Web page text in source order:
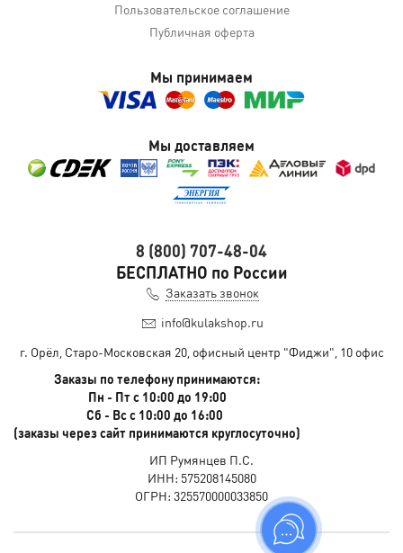
Пользовательское соглашение
Публичная оферта
Мы принимаем
Мы доставляем
8 (800) 707-48-04
БЕСПЛАТНО по России
Заказать звонок
info@kulakshop.ru
г. Орёл, Старо-Московская 20, офисный центр "Фиджи", 10 офис
Заказы по телефону принимаются:
Пн - Пт с 10:00 до 19:00
Сб - Вс с 10:00 до 16:00
(заказы через сайт принимаются круглосуточно)
ИП Румянцев П.С.
ИНН: 575208145080
ОГРН: 325570000033850